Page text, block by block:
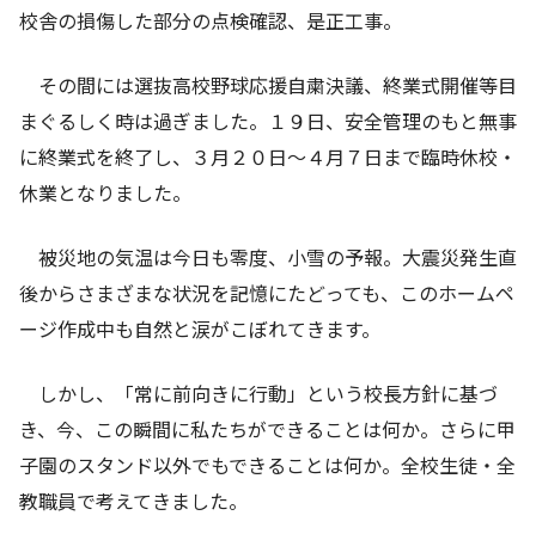
校舎の損傷した部分の点検確認、是正工事。
その間には選抜高校野球応援自粛決議、終業式開催等目
まぐるしく時は過ぎました。１９日、安全管理のもと無事
に終業式を終了し、３月２０日～４月７日まで臨時休校・
休業となりました。
被災地の気温は今日も零度、小雪の予報。大震災発生直
後からさまざまな状況を記憶にたどっても、このホームペ
ージ作成中も自然と涙がこぼれてきます。
しかし、「常に前向きに行動」という校長方針に基づ
き、今、この瞬間に私たちができることは何か。さらに甲
子園のスタンド以外でもできることは何か。全校生徒・全
教職員で考えてきました。